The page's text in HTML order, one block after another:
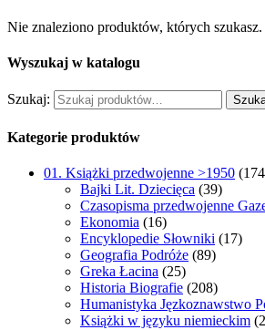
Nie znaleziono produktów, których szukasz.
Wyszukaj w katalogu
Szukaj:
Kategorie produktów
01. Książki przedwojenne >1950
Bajki Lit. Dziecięca (39)
Czasopisma przedwojenne
Ekonomia (16)
Encyklopedie Słowniki (17)
Geografia Podróże (89)
Greka Łacina (25)
Historia Biografie (208)
Humanistyka Jęzkoznawstwo
Książki w języku niemieckim